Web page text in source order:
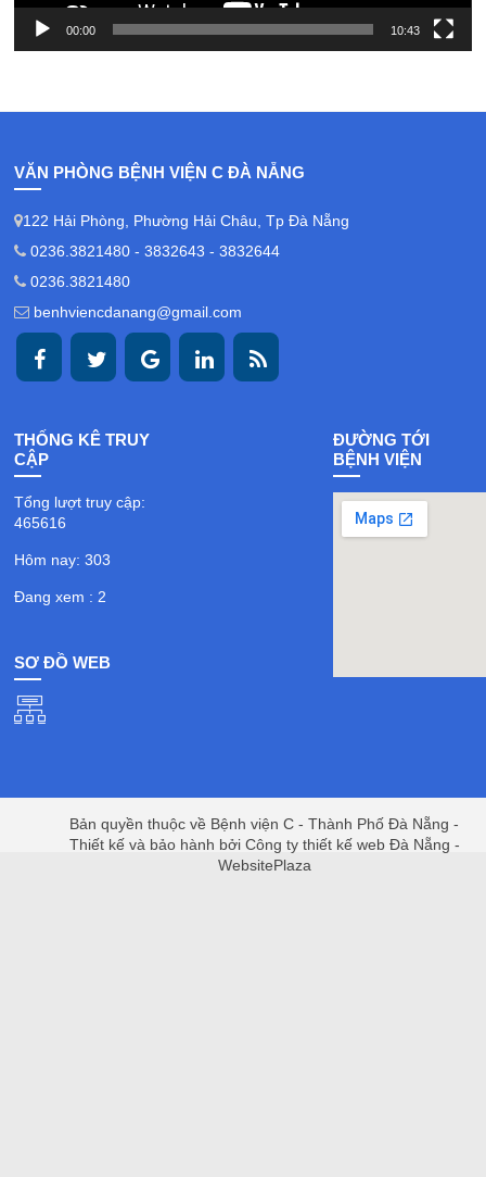
00:00 10:43
VĂN PHÒNG BỆNH VIỆN C ĐÀ NẴNG
122 Hải Phòng, Phường Hải Châu, Tp Đà Nẵng
0236.3821480 - 3832643 - 3832644
0236.3821480
benhviencdanang@gmail.com
THỐNG KÊ TRUY
CẬP
Tổng lượt truy cập:
465616
Hôm nay: 303
Đang xem : 2
SƠ ĐỒ WEB
ĐƯỜNG TỚI
BỆNH VIỆN
Bản quyền thuộc về Bệnh viện C - Thành Phố Đà Nẵng -
Thiết kế và bảo hành bởi Công ty thiết kế web Đà Nẵng -
WebsitePlaza